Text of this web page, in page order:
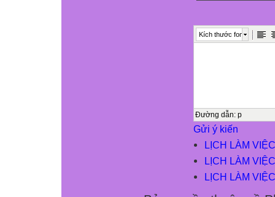
Kích thước font
Đường dẫn: p
Gửi ý kiến
LỊCH LÀM
LỊCH LÀM
LỊCH LÀM